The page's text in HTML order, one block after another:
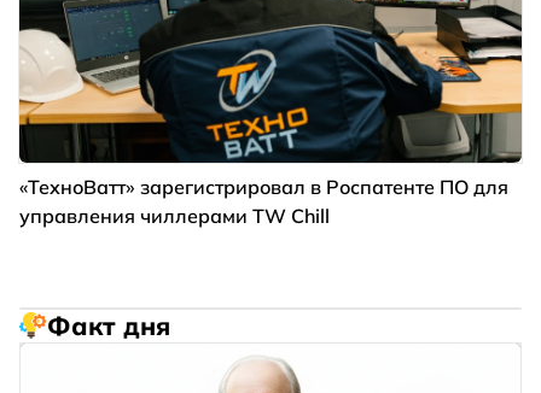
«ТехноВатт» зарегистрировал в Роспатенте ПО для
управления чиллерами TW Chill
Факт дня